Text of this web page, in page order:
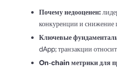
Почему недооценен:
конкуренции и снижение
Ключевые
dApp; транзакции
On‑chain метрики для